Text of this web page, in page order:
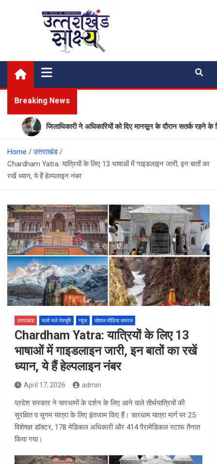
Uttarakhand Shakshya
My News Portal
Breaking News
जिलाधिकारी ने अधिकारियों को दिए मानसून के दौरान सतर्क रहने के निर्देश
Home
उत्तराखंड
Chardham Yatra: यात्रियों के लिए 13 भाषाओं में गाइडलाइन जारी, इन बातों का
रखें ध्यान, ये हैं हेल्पलाइन नंबर
उत्तराखंड चलो चले देवभूमि न्यूज़ सोशल मीडिया वायरल
Chardham Yatra: यात्रियों के लिए 13
भाषाओं में गाइडलाइन जारी, इन बातों का रखें
ध्यान, ये हैं हेल्पलाइन नंबर
April 17, 2026 admin
प्रदेश सरकार ने चारधामों के दर्शन के लिए आने वाले तीर्थयात्रियों की
सुरक्षित व सुगम यात्रा के लिए इंतजाम किए हैं। चारधाम यात्रा मार्ग पर 25
विशेषज्ञ डॉक्टर, 178 मेडिकल अधिकारी और 414 पैरामेडिकल स्टाफ तैनात
किया गया।